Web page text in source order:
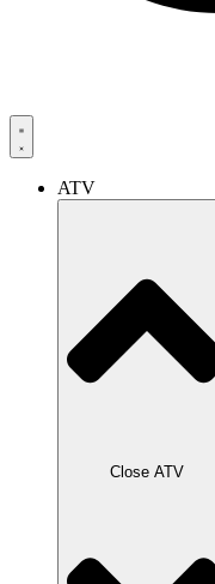
ATV
Close ATV